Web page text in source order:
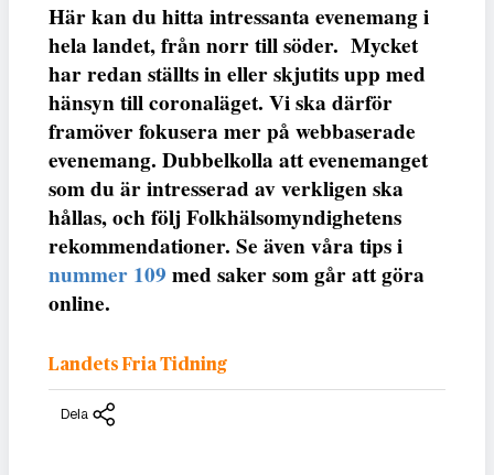
Här kan du hitta intressanta evenemang i
hela landet, från norr till söder. Mycket
har redan ställts in eller skjutits upp med
hänsyn till coronaläget. Vi ska därför
framöver fokusera mer på webbaserade
evenemang. Dubbelkolla att evenemanget
som du är intresserad av verkligen ska
hållas, och följ Folkhälsomyndighetens
rekommendationer. Se även våra tips i
nummer 109 med saker som går att göra
online.
Landets Fria Tidning
Dela